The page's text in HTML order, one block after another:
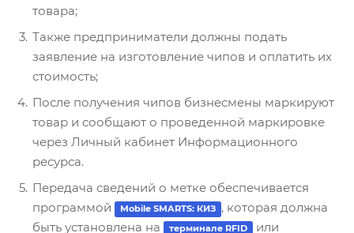
товара;
Также предприниматели должны подать
заявление на изготовление чипов и оплатить их
стоимость;
После получения чипов бизнесмены маркируют
товар и сообщают о проведенной маркировке
через Личный кабинет Информационного
ресурса.
Передача сведений о метке обеспечивается
программой
Mobile SMARTS: КИЗ , которая должна
быть установлена на
терминале RFID или